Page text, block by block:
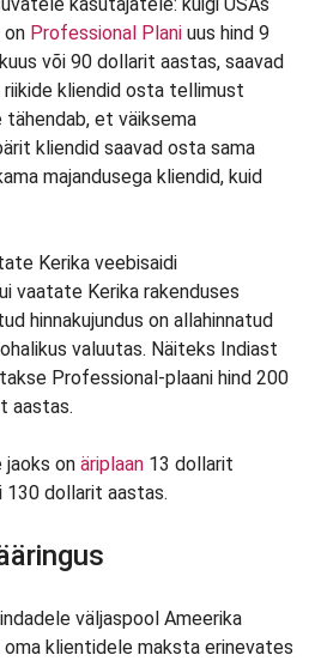
kasutajatele: kuigi USAs
on Professional Plani uus hind 9
või 90 dollarit aastas, saavad
kliendid osta tellimust
tähendab, et väiksema
kliendid saavad osta sama
majandusega kliendid, kuid
Kerika veebisaidi
vaatate Kerika rakenduses
hinnakujundus on allahinnatud
valuutas. Näiteks Indiast
Professional-plaani hind 200
aastas.
jaoks on äriplaan 13 dollarit
130 dollarit aastas.
väljaspool Ameerika
oma klientidele maksta erinevates